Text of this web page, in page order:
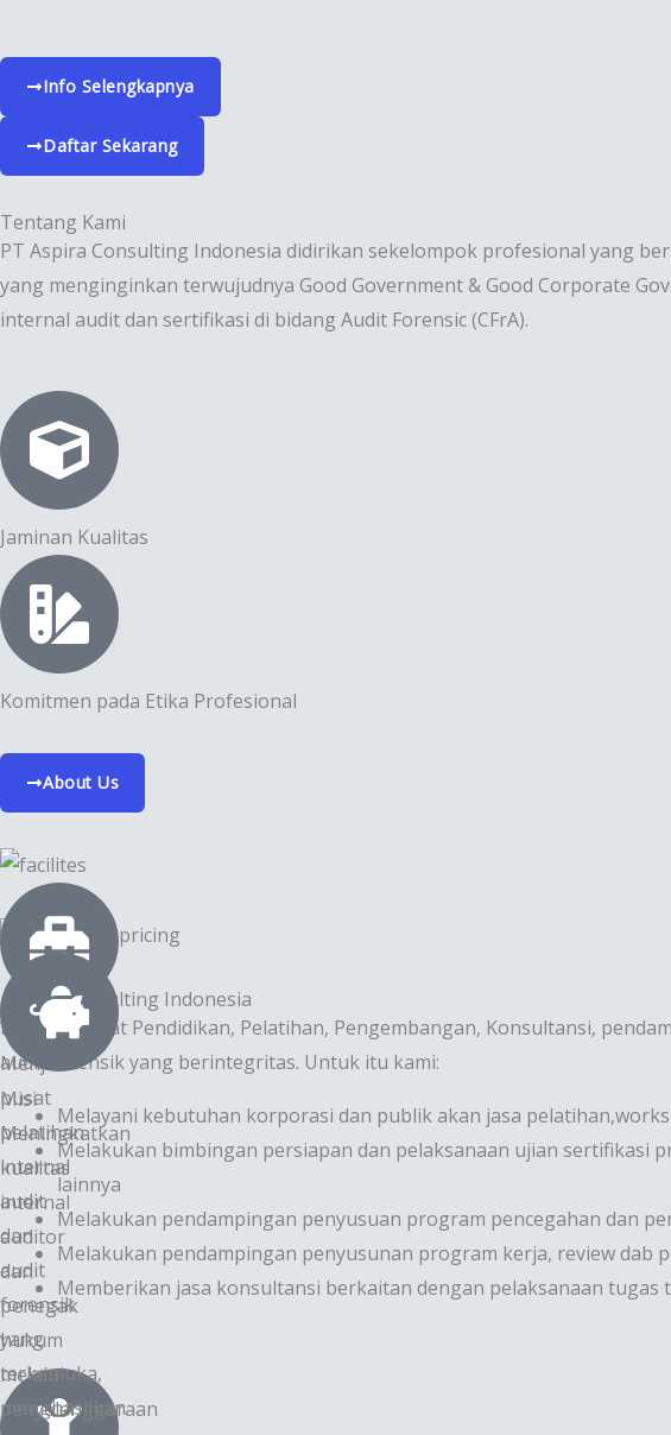
Info Selengkapnya
Daftar Sekarang
Tentang Kami
PT Aspira Consulting Indonesia didirikan sekelompok profesional yang
yang menginginkan terwujudnya Good Government & Good Corporate
internal audit dan sertifikasi di bidang Audit Forensic (CFrA).
Jaminan Kualitas
Komitmen pada Etika Profesional
About Us
Visi
Menjadi
pusat
pelatihan
internal
audit
dan
audit
forensik
yang
terkemuka,
menghasilkan
Misi
Meningkatkan
kualitas
internal
auditor
dan
penegak
hukum
melalui
penyelenggaraan
Aspira Consulting Indonesia
Menjadi Pusat Pendidikan, Pelatihan, Pengembangan, Konsultansi,
audit forensik yang berintegritas. Untuk itu kami:
Melayani kebutuhan korporasi dan publik akan jasa
Melakukan bimbingan persiapan dan pelaksanaan ujian sertifikasi
lainnya
Melakukan pendampingan penyusuan program pencegahan dan
Melakukan pendampingan penyusunan program kerja, review dab
Memberikan jasa konsultansi berkaitan dengan pelaksanaan